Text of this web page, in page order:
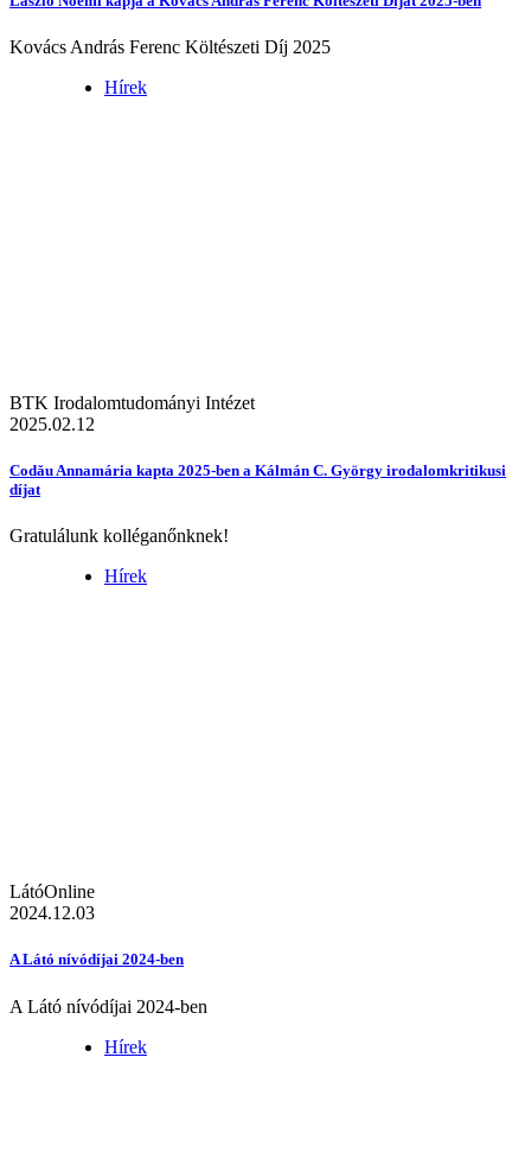
Kovács András Ferenc Költészeti Díj 2025
Hírek
BTK Irodalomtudományi Intézet
2025.02.12
Codău Annamária kapta 2025-ben a Kálmán C. György irodalomkritikusi
díjat
Gratulálunk kolléganőnknek!
Hírek
LátóOnline
2024.12.03
A Látó nívódíjai 2024-ben
A Látó nívódíjai 2024-ben
Hírek